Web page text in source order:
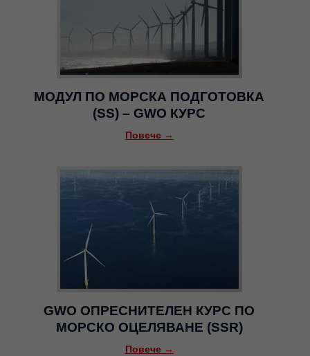
МОДУЛ ПО МОРСКА ПОДГОТОВКА
(SS) – GWO КУРС
Повече →
GWO ОПРЕСНИТЕЛЕН КУРС ПО
МОРСКО ОЦЕЛЯВАНЕ (SSR)
Повече →